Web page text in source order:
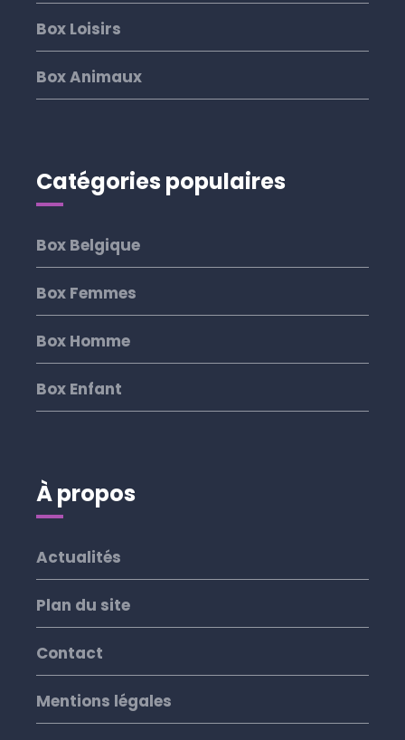
Box Loisirs
Box Animaux
Catégories populaires
Box Belgique
Box Femmes
Box Homme
Box Enfant
À propos
Actualités
Plan du site
Contact
Mentions légales